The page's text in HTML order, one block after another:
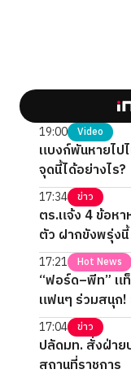
19:00 Video
แบงก์พันหายไป
จุดนี้ได้อย่างไร?
17:34 ข่าว
ตร.แจ้ง 4 ข้อห
ตัว ฝากขังพรุ่งนี้
17:21 Hot News
“ฟอร์ด–พีท” แ
แฟนๆ ร่วมสนุก!
FORTPEAT
17:04 ข่าว
ปลัดมท. สั่งฝ่าย
สถานที่ราชการ